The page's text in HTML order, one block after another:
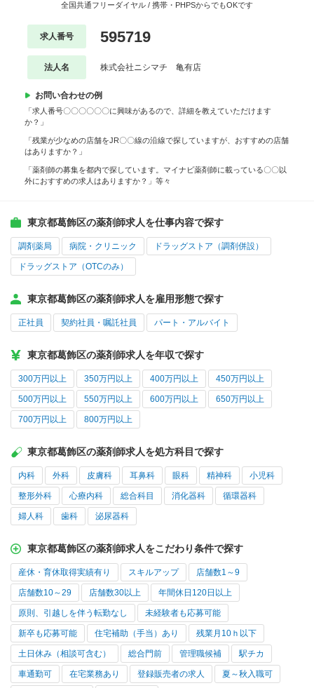
全国共通フリーダイヤル / 携帯・PHPSからでもOKです
求人番号 595719
法人名 株式会社ニシマチ 亀有店
お問い合わせの例
「求人番号〇〇〇〇〇〇に興味があるので、詳細を教えていただけます
か？」
「残業が少なめの店舗をJR〇〇線の沿線で探していますが、おすすめの店舗
はありますか？」
「薬剤師の募集を都内で探しています。マイナビ薬剤師に載っている〇〇以
外におすすめの求人はありますか？」等々
東京都葛飾区の薬剤師求人を仕事内容で探す
調剤薬局 病院・クリニック ドラッグストア（調剤併設）
ドラッグストア（OTCのみ）
東京都葛飾区の薬剤師求人を雇用形態で探す
正社員 契約社員・嘱託社員 パート・アルバイト
東京都葛飾区の薬剤師求人を年収で探す
300万円以上 350万円以上 400万円以上 450万円以上
500万円以上 550万円以上 600万円以上 650万円以上
700万円以上 800万円以上
東京都葛飾区の薬剤師求人を処方科目で探す
内科 外科 皮膚科 耳鼻科 眼科 精神科 小児科
整形外科 心療内科 総合科目 消化器科 循環器科
婦人科 歯科 泌尿器科
東京都葛飾区の薬剤師求人をこだわり条件で探す
産休・育休取得実績有り スキルアップ 店舗数1～9
店舗数10～29 店舗数30以上 年間休日120日以上
原則、引越しを伴う転勤なし 未経験者も応募可能
新卒も応募可能 住宅補助（手当）あり 残業月10ｈ以下
土日休み（相談可含む） 総合門前 管理職候補 駅チカ
車通勤可 在宅業務あり 登録販売者の求人 夏～秋入職可